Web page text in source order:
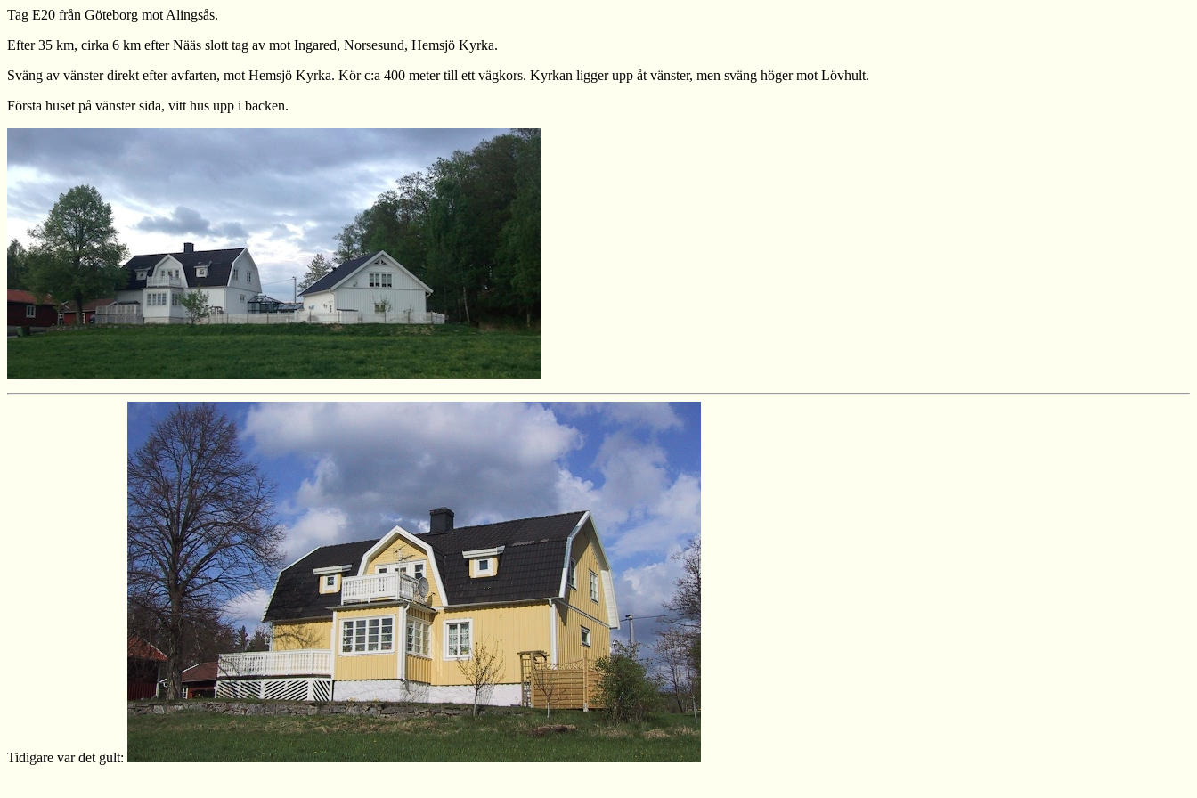
Tag E20 från Göteborg mot Alingsås.
Efter 35 km, cirka 6 km efter Nääs slott tag av mot Ingared, Norsesund, Hemsjö Kyrka.
Sväng av vänster direkt efter avfarten, mot Hemsjö Kyrka. Kör c:a 400 meter till ett vägkors. Kyrkan ligger upp åt vänster, men sväng höger mot Lövhult.
Första huset på vänster sida, vitt hus upp i backen.
Tidigare var det gult: